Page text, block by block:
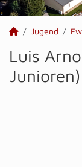
Jugend
Luis
Junioren)